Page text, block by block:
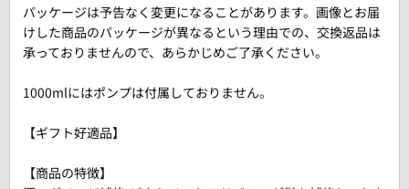
パッケージは予告なく変更になることがあります。画像とお届
けした商品のパッケージが異なるという理由での、交換返品は
承っておりませんので、あらかじめご了承ください。
1000mlにはポンプは付属しておりません。
【ギフト好適品】
【商品の特徴】